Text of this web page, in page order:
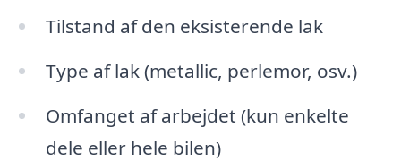
Tilstand af den eksisterende lak
Type af lak (metallic, perlemor, osv.)
Omfanget af arbejdet (kun enkelte
dele eller hele bilen)